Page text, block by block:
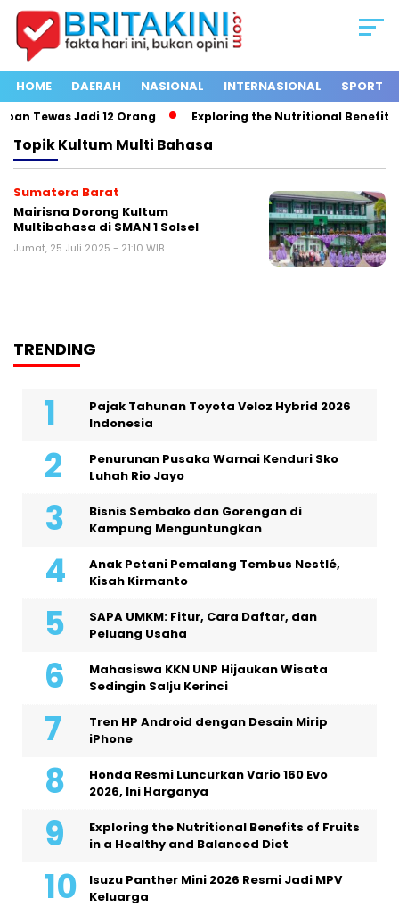
HOME DAERAH NASIONAL INTERNASIONAL SPORT
Tewas Jadi 12 Orang Exploring the Nutritional Benefits
TopikKultum Multi Bahasa
Sumatera Barat
Mairisna Dorong Kultum
Multibahasa di SMAN 1 Solsel
Jumat, 25 Juli 2025 - 21:10 WIB
TRENDING
Pajak Tahunan Toyota Veloz Hybrid 2026
Indonesia
Penurunan Pusaka Warnai Kenduri Sko
Luhah Rio Jayo
Bisnis Sembako dan Gorengan di
Kampung Menguntungkan
Anak Petani Pemalang Tembus Nestlé,
Kisah Kirmanto
SAPA UMKM: Fitur, Cara Daftar, dan
Peluang Usaha
Mahasiswa KKN UNP Hijaukan Wisata
Sedingin Salju Kerinci
Tren HP Android dengan Desain Mirip
iPhone
Honda Resmi Luncurkan Vario 160 Evo
2026, Ini Harganya
Exploring the Nutritional Benefits of Fruits
in a Healthy and Balanced Diet
Isuzu Panther Mini 2026 Resmi Jadi MPV
Keluarga